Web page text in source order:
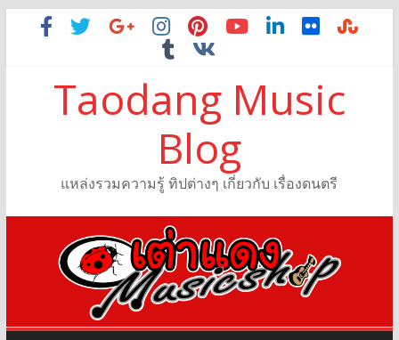
Taodang Music
Blog
แหล่งรวมความรู้ ทิปต่างๆ เกี่ยวกับ เรื่องดนตรี